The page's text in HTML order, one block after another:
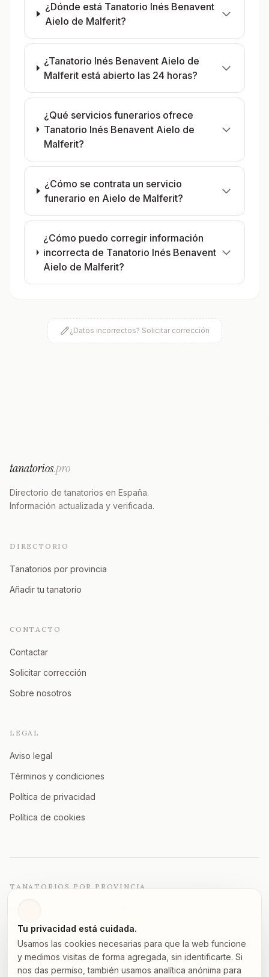
¿Dónde está Tanatorio Inés Benavent
Aielo de Malferit?
¿Tanatorio Inés Benavent Aielo de
Malferit está abierto las 24 horas?
¿Qué servicios funerarios ofrece
Tanatorio Inés Benavent Aielo de
Malferit?
¿Cómo se contrata un servicio
funerario en Aielo de Malferit?
¿Cómo puedo corregir información
incorrecta de Tanatorio Inés Benavent
Aielo de Malferit?
¿Datos incorrectos? Solicitar corrección
tanatorios.pro
Directorio de tanatorios en España.
Información actualizada y verificada.
DIRECTORIO
Tanatorios por provincia
Añadir tu tanatorio
CONTACTO
Contactar
Solicitar corrección
Sobre nosotros
LEGAL
Aviso legal
Términos y condiciones
Política de privacidad
Política de cookies
TANATORIOS POR PROVINCIA
Murcia
A Coruña Asturias Granada Ver todas →
Tu privacidad está cuidada.
Usamos las cookies necesarias para que la web funcione
y medimos visitas de forma agregada, sin identificarte. Si
nos das permiso, también usamos analítica anónima para